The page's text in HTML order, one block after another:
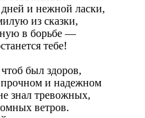
и нежной ласки,
из сказки,
в борьбе —
тебе!
был здоров,
и надежном
знал тревожных,
ветров.